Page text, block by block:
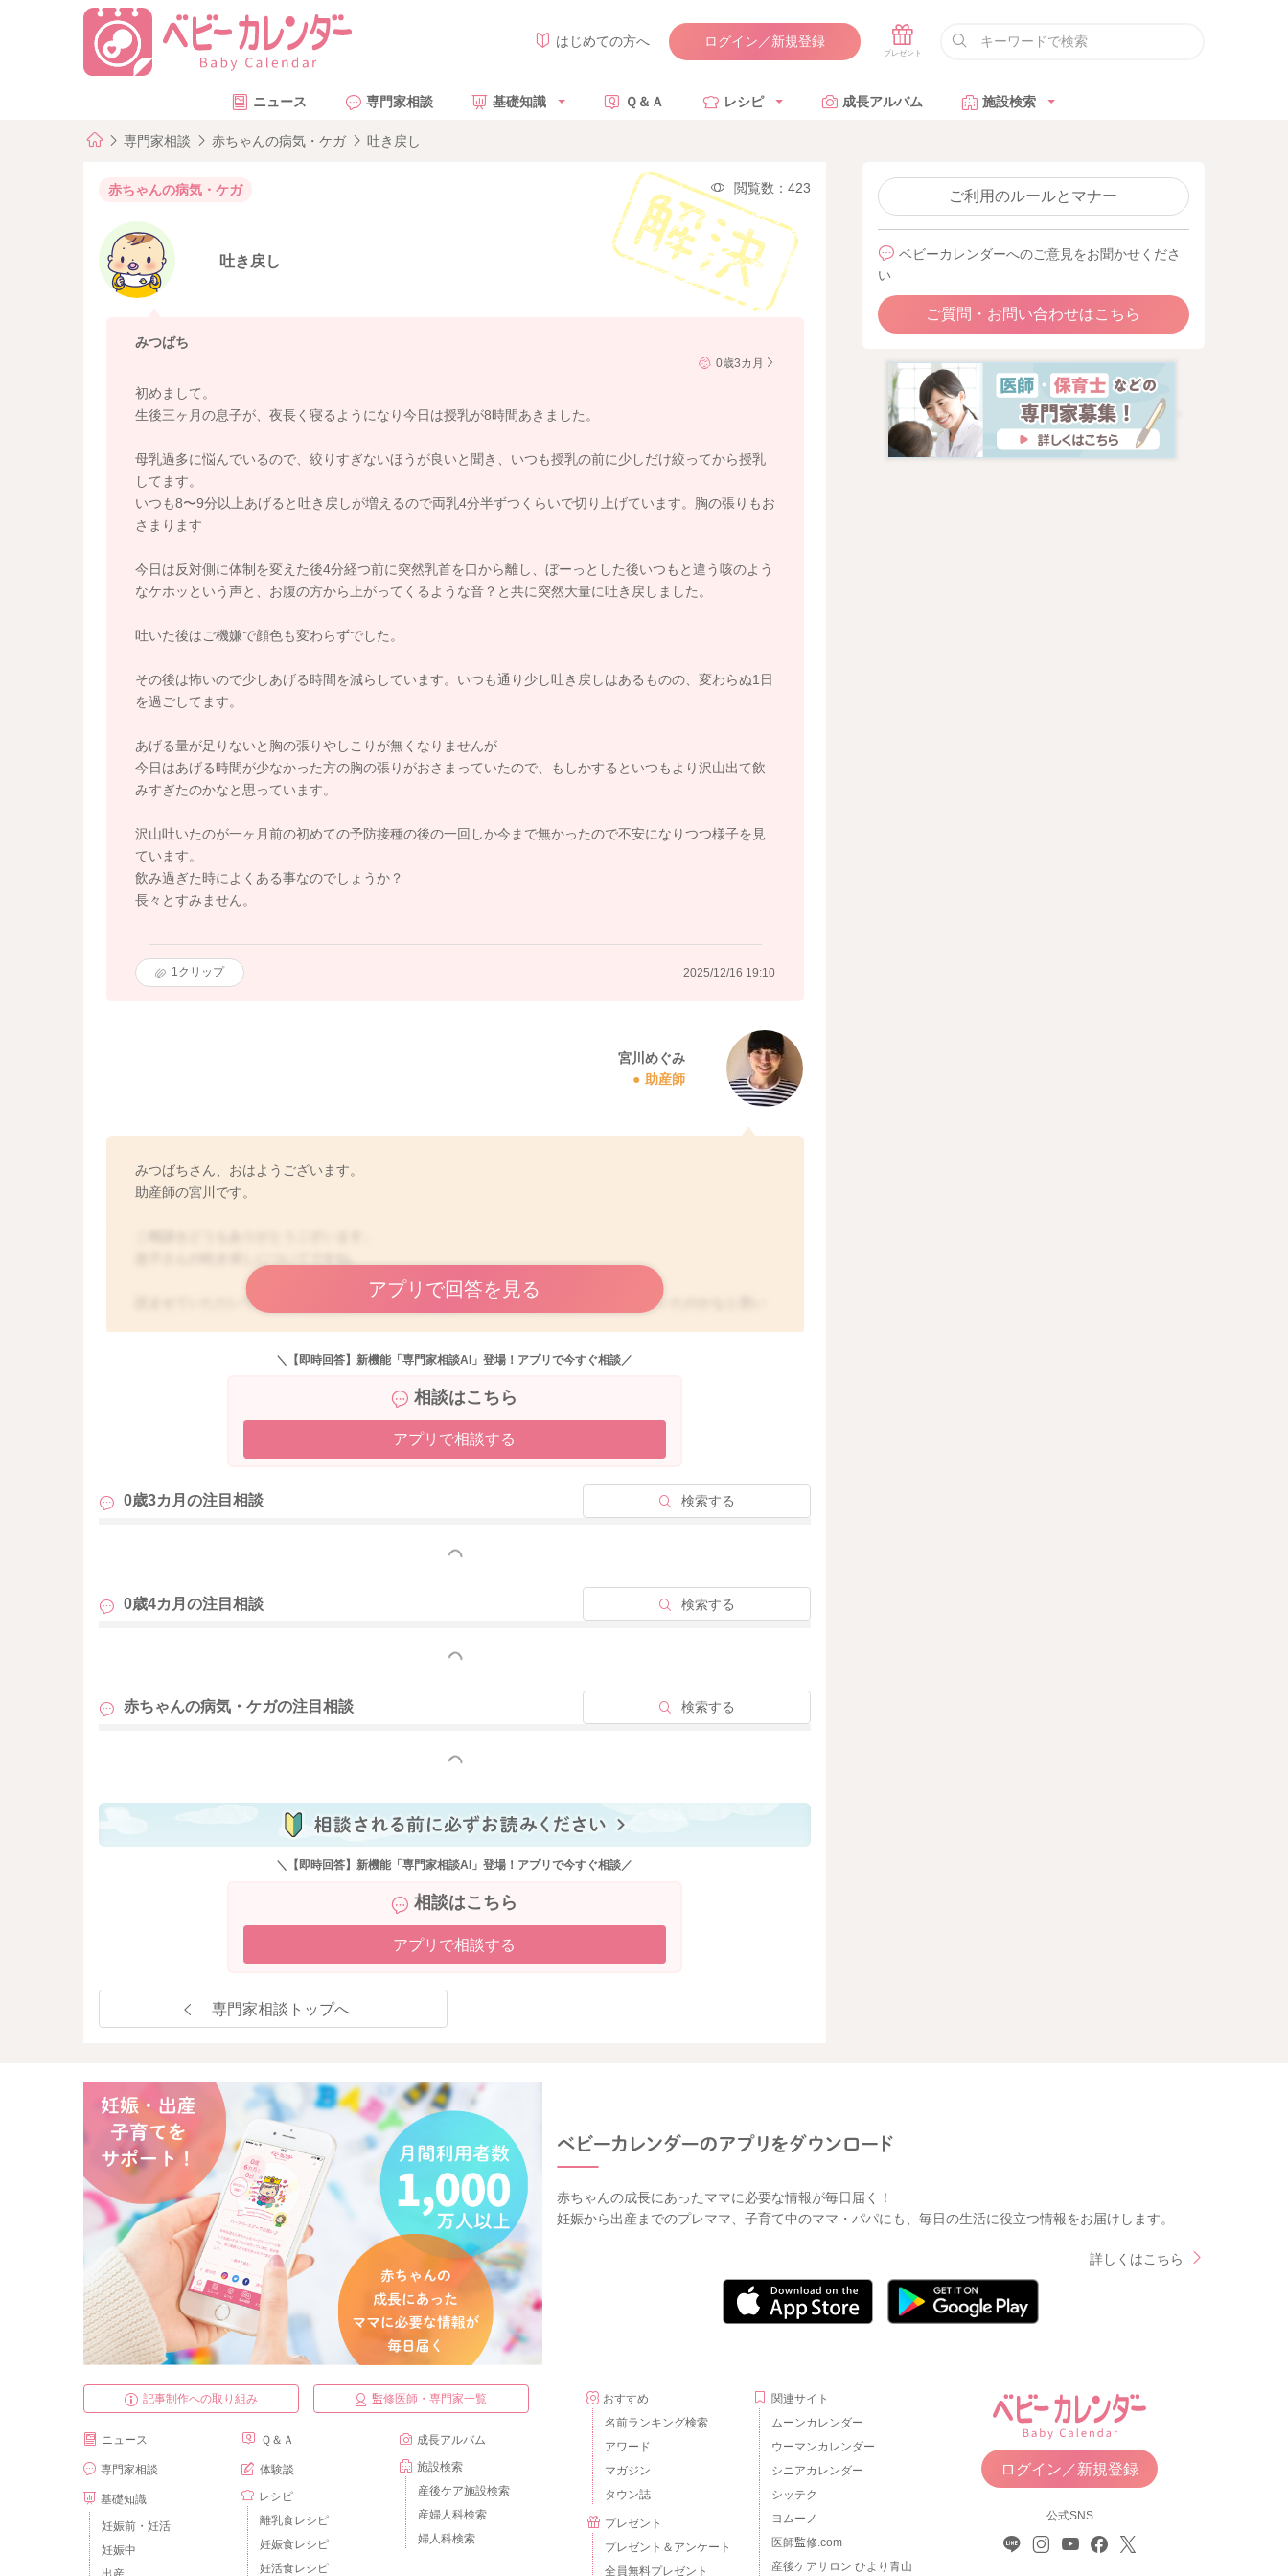
はじめての方へ ログイン／新規登録
ニュース 専門家相談 基礎知識 Ｑ＆Ａ レシピ 成長アルバム 施設検索
専門家相談 赤ちゃんの病気・ケガ 吐き戻し
赤ちゃんの病気・ケガ 閲覧数：423
吐き戻し
みつばち
0歳3カ月
初めまして。
生後三ヶ月の息子が、夜長く寝るようになり今日は授乳が8時間あきました。
母乳過多に悩んでいるので、絞りすぎないほうが良いと聞き、いつも授乳の前に少しだけ絞ってから授乳
してます。
いつも8〜9分以上あげると吐き戻しが増えるので両乳4分半ずつくらいで切り上げています。胸の張りもお
さまります
今日は反対側に体制を変えた後4分経つ前に突然乳首を口から離し、ぼーっとした後いつもと違う咳のよう
なケホッという声と、お腹の方から上がってくるような音？と共に突然大量に吐き戻しました。
吐いた後はご機嫌で顔色も変わらずでした。
その後は怖いので少しあげる時間を減らしています。いつも通り少し吐き戻しはあるものの、変わらぬ1日
を過ごしてます。
あげる量が足りないと胸の張りやしこりが無くなりませんが
今日はあげる時間が少なかった方の胸の張りがおさまっていたので、もしかするといつもより沢山出て飲
みすぎたのかなと思っています。
沢山吐いたのが一ヶ月前の初めての予防接種の後の一回しか今まで無かったので不安になりつつ様子を見
ています。
飲み過ぎた時によくある事なのでしょうか？
長々とすみません。
1クリップ 2025/12/16 19:10
宮川めぐみ
助産師
みつばちさん、おはようございます。
助産師の宮川です。
読ませていただいて、空気も飲み込んでいたこともあってか、大量に吐き戻しをされていたのかなと思い
まそのような吐き戻しになっていたのかなと思いました。
飲みすぎていたり、空気を飲み込んでいたこともあると、より勢いよくたくさん吐いてしまう事があるよ
その後の様子で特にいつもと変わった様子もないようでしたら、問題はないように思います。
どうぞよろしくお願いします。
アプリで回答を見る
＼【即時回答】新機能「専門家相談AI」登場！アプリで今すぐ相談／
相談はこちら
アプリで相談する
0歳3カ月の注目相談 検索する
もっと見る
0歳4カ月の注目相談 検索する
もっと見る
赤ちゃんの病気・ケガの注目相談 検索する
もっと見る
＼【即時回答】新機能「専門家相談AI」登場！アプリで今すぐ相談／
相談はこちら
アプリで相談する
専門家相談トップへ
ご利用のルールとマナー
ベビーカレンダーへのご意見をお聞かせくださ
い
ご質問・お問い合わせはこちら
赤ちゃんの成長にあったママに必要な情報が毎日届く！
妊娠から出産までのプレママ、子育て中のママ・パパにも、毎日の生活に役立つ情報をお届けします。
詳しくはこちら
記事制作への取り組み 監修医師・専門家一覧
ニュース
専門家相談
基礎知識
妊娠前・妊活
妊娠中
Ｑ＆Ａ
体験談
レシピ
離乳食レシピ
妊娠食レシピ
妊活食レシピ
成長アルバム
施設検索
産後ケア施設検索
産婦人科検索
婦人科検索
おすすめ
名前ランキング検索
アワード
マガジン
タウン誌
プレゼント
プレゼント＆アンケート
全員無料プレゼント
関連サイト
ムーンカレンダー
ウーマンカレンダー
シニアカレンダー
シッテク
ヨムーノ
医師監修.com
産後ケアサロン ひより青山
ログイン／新規登録
公式SNS